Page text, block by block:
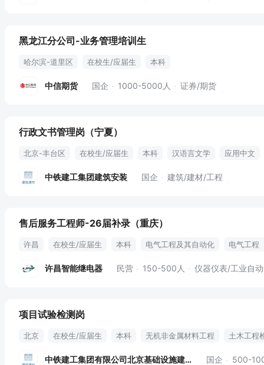
黑龙江分公司-业务管理培训生
哈尔滨-道里区 在校生/应届生 本科
中信期货 国企 1000-5000人 证券/期货
行政文书管理岗（宁夏）
北京-丰台区 在校生/应届生 本科 汉语言文学 应用中文
中铁建工集团建筑安装 国企 建筑/建材/工程
售后服务工程师-26届补录（重庆）
许昌 在校生/应届生 本科 电气工程及其自动化
电气工程
许昌智能继电器 民营 150-500人 仪器仪表/工业自动化丨
项目试验检测岗
北京 在校生/应届生 本科 无机非金属材料工程
土木工程
试验检测
中铁建工集团有限公司北京基础设施建设分 国企 500-